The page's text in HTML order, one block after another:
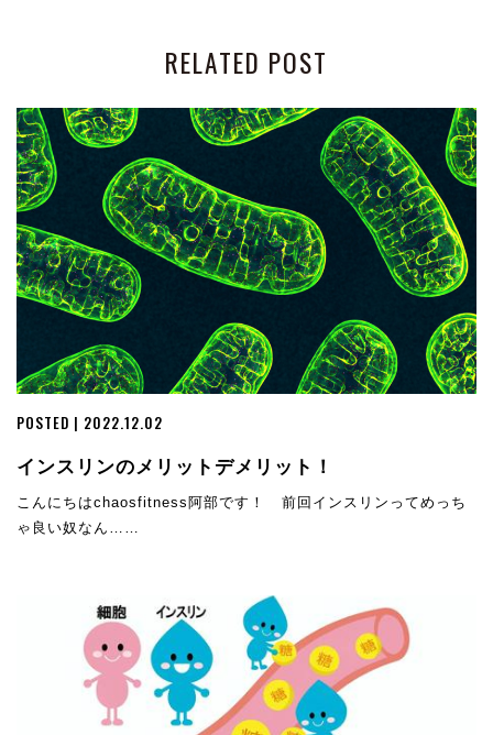
RELATED POST
POSTED | 2022.12.02
インスリンのメリットデメリット！
こんにちはchaosfitness阿部です！ 前回インスリンってめっち
ゃ良い奴なん……